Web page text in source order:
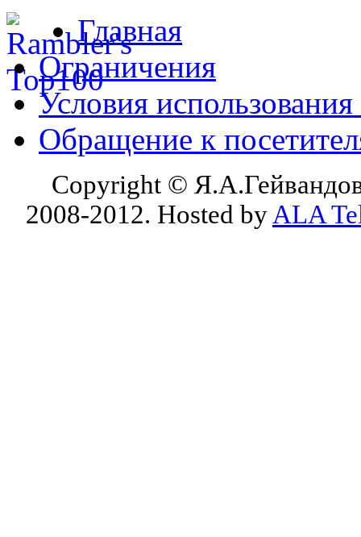
Главная
Ограничения
Условия
Обращение к
Copyright ©
2008-2012. Hosted byALA